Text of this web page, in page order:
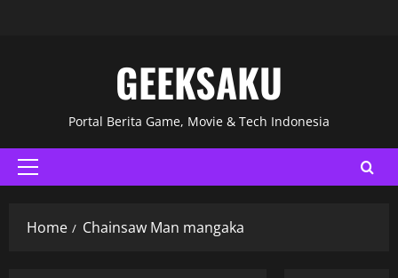
GEEKSAKU
Portal Berita Game, Movie & Tech Indonesia
Home Chainsaw Man mangaka